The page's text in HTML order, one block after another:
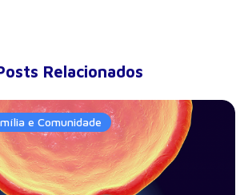
Relacionados
e Comunidade